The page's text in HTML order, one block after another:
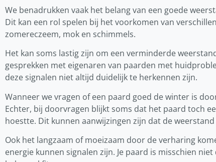
We benadrukken vaak het belang van een goede
Dit kan een rol spelen bij het voorkomen van
zomereczeem, mok en schimmels.
Het kan soms lastig zijn om een verminderde
gesprekken met eigenaren van paarden met
deze signalen niet altijd duidelijk te herkennen zijn.
Wanneer we vragen of een paard goed de winter is
Echter, bij doorvragen blijkt soms dat het paard toch
hoestte. Dit kunnen aanwijzingen zijn dat de
Ook het langzaam of moeizaam door de verharing
energie kunnen signalen zijn. Je paard is misschien